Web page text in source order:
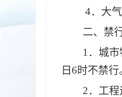
4．大
二、禁
1．城
日6时不禁行
2．工